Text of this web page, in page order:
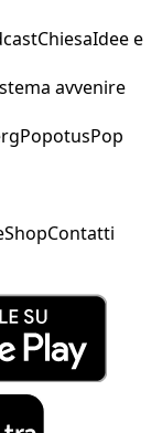
ChiesaIdee e
avvenire
PopotusPop
ShopContatti